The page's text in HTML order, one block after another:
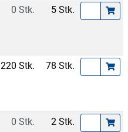
0 Stk. 5 Stk.
220 Stk. 78 Stk.
0 Stk. 2 Stk.